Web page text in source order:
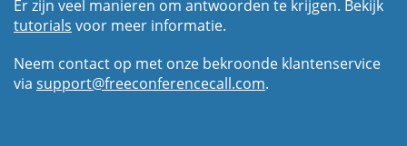
Er zijn veel manieren om antwoorden te krijgen. Bekijk
tutorials voor meer informatie.
Neem contact op met onze bekroonde klantenservice
via support@freeconferencecall.com.